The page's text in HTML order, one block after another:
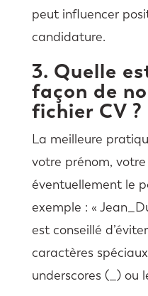
peut influencer
candidature.
3. Quelle
façon de
fichier CV ?
La meilleure
votre prénom,
éventuellement le
exemple : «
est conseillé
caractères
underscores (_) ou